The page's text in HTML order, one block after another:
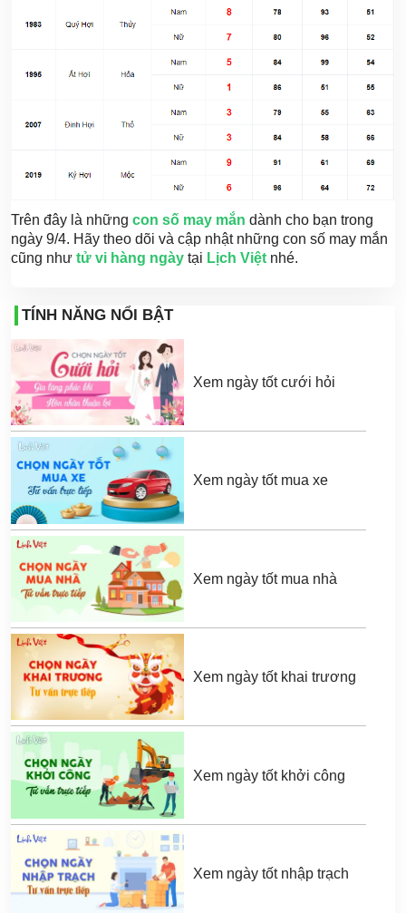
Trên đây là những con số may mắn dành cho bạn trong
ngày 9/4. Hãy theo dõi và cập nhật những con số may mắn
cũng như tử vi hàng ngày tại Lịch Việt nhé.
TÍNH NĂNG NỔI BẬT
Xem ngày tốt cưới hỏi
Xem ngày tốt mua xe
Xem ngày tốt mua nhà
Xem ngày tốt khai trương
Xem ngày tốt khởi công
Xem ngày tốt nhập trạch